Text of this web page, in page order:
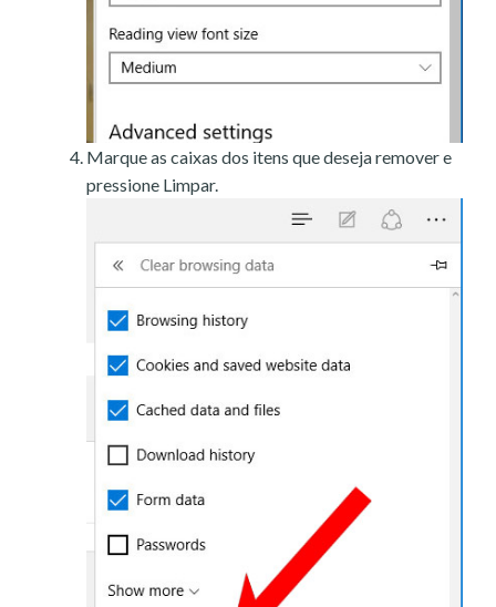
Marque as caixas dos itens que deseja remover e
pressione Limpar.